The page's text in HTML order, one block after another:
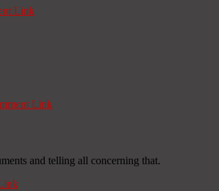
Link
Link
and telling all concerning that.